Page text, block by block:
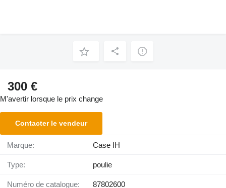
300 €
M'avertir lorsque le prix change
Contacter le vendeur
Marque: Case IH
Type: poulie
Numéro de catalogue: 87802600